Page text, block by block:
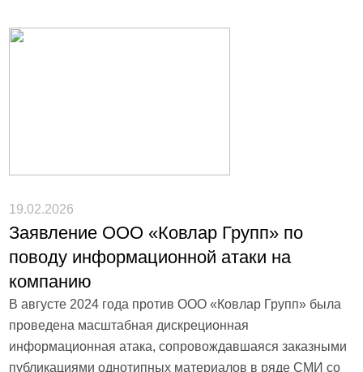
19.02.2026
Заявление ООО «Ковлар Групп» по
поводу информационной атаки на
компанию
В августе 2024 года против ООО «Ковлар Групп» была
проведена масштабная дискреционная
информационная атака, сопровождавшаяся заказными
публикациями однотипных материалов в ряде СМИ со